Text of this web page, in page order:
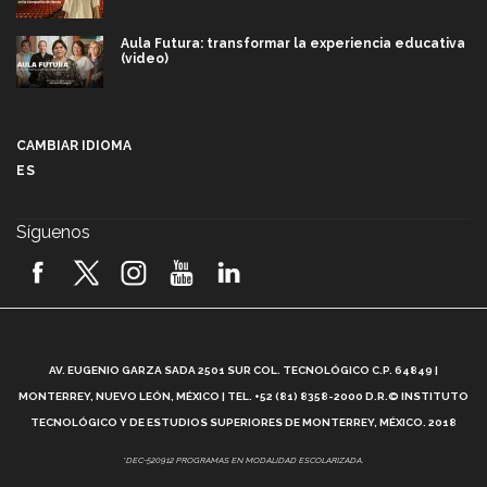
Aula Futura: transformar la experiencia educativa
(video)
2026! (video)
¿Cómo es el Modelo Educativo Tec? (video)
Vida Tec: Feminismo e Inteligencia Artificial, Paola
CAMBIAR IDIOMA
ES
Síguenos
AV. EUGENIO GARZA SADA 2501 SUR COL. TECNOLÓGICO C.P. 64849 |
MONTERREY, NUEVO LEÓN, MÉXICO | TEL. +52 (81) 8358-2000 D.R.© INSTITUTO
TECNOLÓGICO Y DE ESTUDIOS SUPERIORES DE MONTERREY, MÉXICO. 2018
*DEC-520912 PROGRAMAS EN MODALIDAD ESCOLARIZADA.